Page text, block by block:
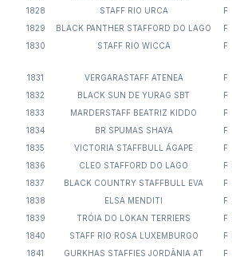
1828
STAFF RIO URCA F
1829
BLACK PANTHER STAFFORD DO LAGO F
1830
STAFF RIO WICCA F
1831
VERGARASTAFF ATENEA F
1832
BLACK SUN DE YURAG SBT F
1833
MARDERSTAFF BEATRIZ KIDDO F
1834
BR SPUMAS SHAYA F
1835
VICTORIA STAFFBULL ÁGAPE F
1836
CLEO STAFFORD DO LAGO F
1837
BLACK COUNTRY STAFFBULL EVA F
1838
ELSA MENDITI F
1839
TRÓIA DO LOKAN TERRIERS F
1840
STAFF RIO ROSA LUXEMBURGO F
1841
GURKHAS STAFFIES JORDÂNIA AT
F